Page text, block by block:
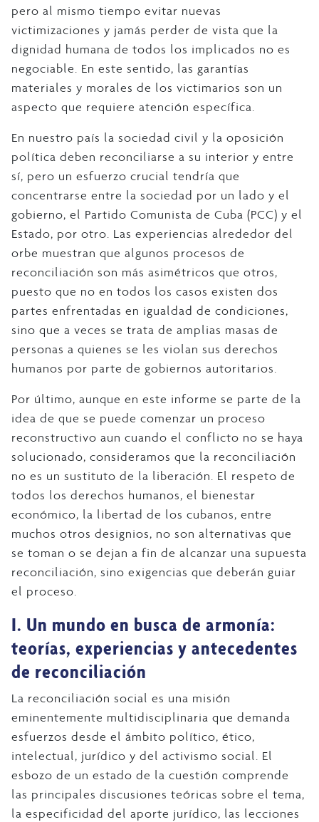
pero al mismo tiempo evitar nuevas
victimizaciones y jamás perder de vista que la
dignidad humana de todos los implicados no es
negociable. En este sentido, las garantías
materiales y morales de los victimarios son un
aspecto que requiere atención específica.
En nuestro país la sociedad civil y la oposición
política deben reconciliarse a su interior y entre
sí, pero un esfuerzo crucial tendría que
concentrarse entre la sociedad por un lado y el
gobierno, el Partido Comunista de Cuba (PCC) y el
Estado, por otro. Las experiencias alrededor del
orbe muestran que algunos procesos de
reconciliación son más asimétricos que otros,
puesto que no en todos los casos existen dos
partes enfrentadas en igualdad de condiciones,
sino que a veces se trata de amplias masas de
personas a quienes se les violan sus derechos
humanos por parte de gobiernos autoritarios.
Por último, aunque en este informe se parte de la
idea de que se puede comenzar un proceso
reconstructivo aun cuando el conflicto no se haya
solucionado, consideramos que la reconciliación
no es un sustituto de la liberación. El respeto de
todos los derechos humanos, el bienestar
económico, la libertad de los cubanos, entre
muchos otros designios, no son alternativas que
se toman o se dejan a fin de alcanzar una supuesta
reconciliación, sino exigencias que deberán guiar
el proceso.
I. Un mundo en busca de armonía:
teorías, experiencias y antecedentes
de reconciliación
La reconciliación social es una misión
eminentemente multidisciplinaria que demanda
esfuerzos desde el ámbito político, ético,
intelectual, jurídico y del activismo social. El
esbozo de un estado de la cuestión comprende
las principales discusiones teóricas sobre el tema,
la especificidad del aporte jurídico, las lecciones